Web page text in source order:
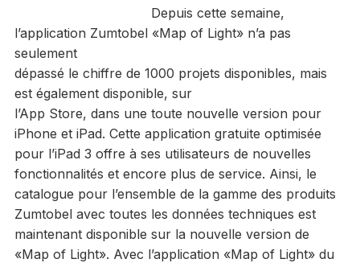
Depuis cette semaine,
l’application Zumtobel «Map of Light» n’a pas
seulement
dépassé le chiffre de 1000 projets disponibles, mais
est également disponible, sur
l’App Store, dans une toute nouvelle version pour
iPhone et iPad. Cette application gratuite optimisée
pour l’iPad 3 offre à ses utilisateurs de nouvelles
fonctionnalités et encore plus de service. Ainsi, le
catalogue pour l’ensemble de la gamme des produits
Zumtobel avec toutes les données techniques est
maintenant disponible sur la nouvelle version de
«Map of Light». Avec l’application «Map of Light» du